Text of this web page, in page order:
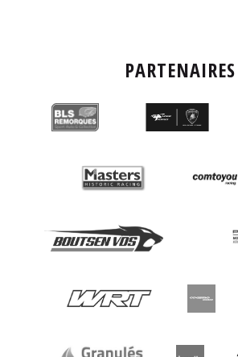
PARTENAIRES